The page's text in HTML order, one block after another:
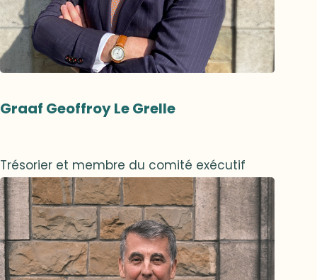
Graaf Geoffroy Le Grelle
Trésorier et membre du comité exécutif